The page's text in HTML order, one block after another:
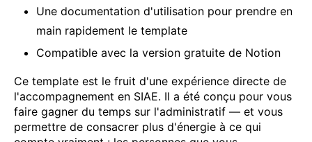
Une documentation d'utilisation pour prendre en
main rapidement le template
Compatible avec la version gratuite de Notion
Ce template est le fruit d'une expérience directe de
l'accompagnement en SIAE. Il a été conçu pour vous
faire gagner du temps sur l'administratif — et vous
permettre de consacrer plus d'énergie à ce qui